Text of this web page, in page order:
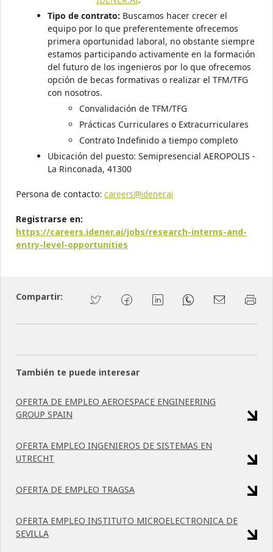
Tipo de contrato: Buscamos hacer crecer el
equipo por lo que preferentemente ofrecemos
primera oportunidad laboral, no obstante siempre
estamos participando activamente en la formación
del futuro de los ingenieros por lo que ofrecemos
opción de becas formativas o realizar el TFM/TFG
con nosotros.
Convalidación de TFM/TFG
Prácticas Curriculares o Extracurriculares
Contrato Indefinido a tiempo completo
Ubicación del puesto: Semipresencial AEROPOLIS -
La Rinconada, 41300
Persona de contacto: careers@idener.ai
Registrarse en:
https://careers.idener.ai/jobs/research-interns-and-
entry-level-opportunities
Compartir:
También te puede interesar
OFERTA DE EMPLEO AEROESPACE ENGINEERING
GROUP SPAIN
OFERTA EMPLEO INGENIEROS DE SISTEMAS EN
UTRECHT
OFERTA DE EMPLEO TRAGSA
OFERTA EMPLEO INSTITUTO MICROELECTRONICA DE
SEVILLA